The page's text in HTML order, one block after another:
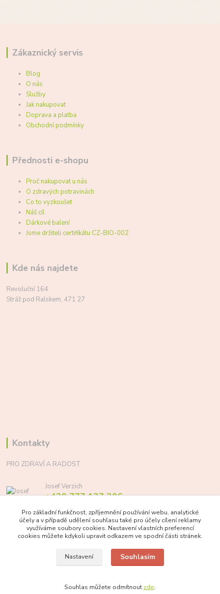
Zákaznický servis
Blog
O nás
Služby
Jak nakupovat
Doprava a platba
Obchodní podmínky
Přednosti e-shopu
Proč nakupovat u nás
O zdravých potravinách
Co to vyzkoušet
Náš cíl
Dárkové balení
Jsme držiteli certifikátu CZ-BIO-002
Kde nás najdete
Revoluční 164
Stráž pod Ralskem, 471 27
Kontakty
PRO ZDRAVÍ A RADOST
Josef Verzich
+420 777 137 206
info@prozdraviaradost.cz
Pro základní funkčnost, zpříjemnění používání webu, analytické
účely a v případě udělení souhlasu také pro účely cílení reklamy
využíváme soubory cookies. Nastavení vlastních preferencí
cookies můžete kdykoli upravit odkazem ve spodní části stránek.
Nastavení Souhlasím
Souhlas můžete odmítnout zde.